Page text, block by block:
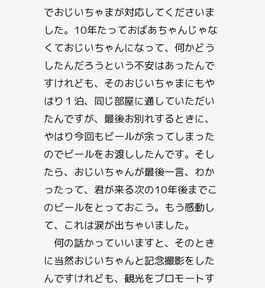
でおじいちゃまが対応してくださいま
した。10年たっておばあちゃんじゃな
くておじいちゃんになって、何かどう
したんだろうという不安はあったんで
すけれども、そのおじいちゃまにもや
はり１泊、同じ部屋に通していただい
たんですが、最後お別れするときに、
やはり今回もビールが余ってしまった
のでビールをお渡ししたんです。そし
たら、おじいちゃんが最後一言、わか
ったって、君が来る次の10年後までこ
のビールをとっておこう。もう感動し
て、これは涙が出ちゃいました。
何の話かっていいますと、そのとき
に当然おじいちゃんと記念撮影をした
んですけれども、観光をプロモートす